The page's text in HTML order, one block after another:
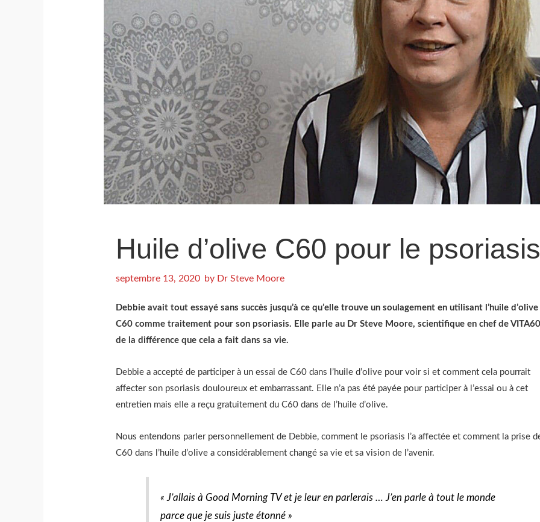
Huile d’olive C60 pour le
septembre 13, 2020 by Dr Steve Moore
Debbie avait tout essayé sans succès jusqu’à ce qu’elle trouve un soulagement en utilisant l’huile d’olive
C60 comme traitement pour son psoriasis. Elle parle au Dr Steve Moore, scientifique en chef de
de la différence que cela a fait dans sa vie.
Debbie a accepté de participer à un essai de C60 dans l’huile d’olive pour voir si et comment cela pourrait
affecter son psoriasis douloureux et embarrassant. Elle n’a pas été payée pour participer à l’essai ou à cet
entretien mais elle a reçu gratuitement du C60 dans de l’huile d’olive.
Nous entendons parler personnellement de Debbie, comment le psoriasis l’a affectée et comment la prise
C60 dans l’huile d’olive a considérablement changé sa vie et sa vision de l’avenir.
« J’allais à Good Morning TV et je leur en parlerais … J’en parle à tout le monde
parce que je suis juste étonné »